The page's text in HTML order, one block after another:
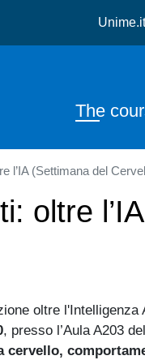
e Unime.it
The
l’IA (Settimana del
oltre
oltre l'Intelligenza
, presso l’Aula A203 del
cervello,